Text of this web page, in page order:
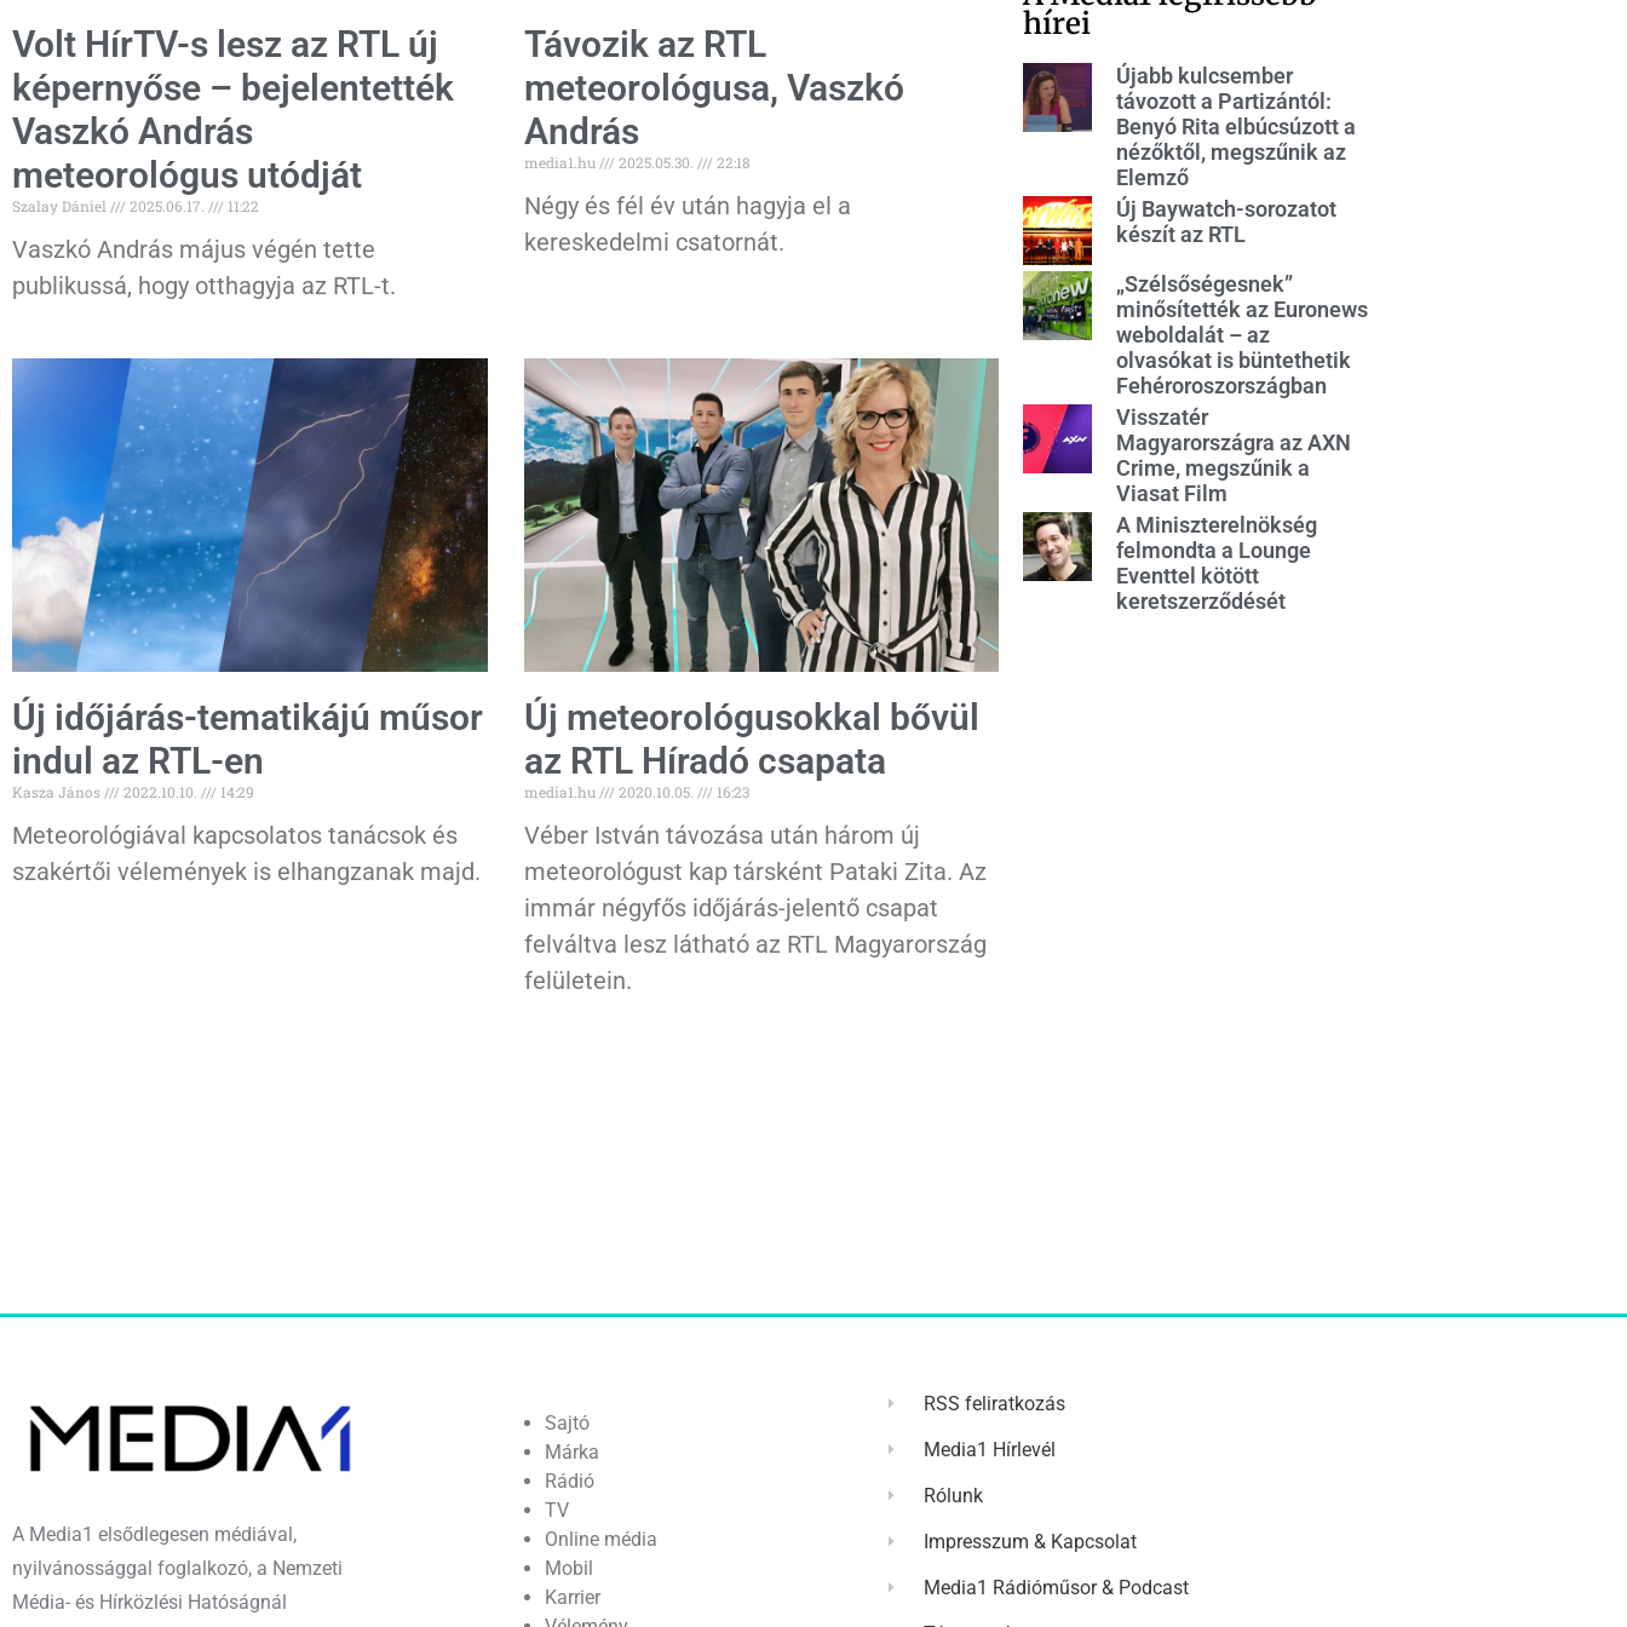
Volt HírTV-s lesz az RTL új
képernyőse – bejelentették
Vaszkó András
meteorológus utódját
Szalay Dániel 2025.06.17. 11:22
Vaszkó András május végén tette
publikussá, hogy otthagyja az RTL-t.
Távozik az RTL
meteorológusa, Vaszkó
András
media1.hu 2025.05.30. 22:18
Négy és fél év után hagyja el a
kereskedelmi csatornát.
Új időjárás-tematikájú műsor
indul az RTL-en
Kasza János 2022.10.10. 14:29
Meteorológiával kapcsolatos tanácsok és
szakértői vélemények is elhangzanak majd.
Új meteorológusokkal bővül
az RTL Híradó csapata
media1.hu 2020.10.05. 16:23
Véber István távozása után három új
meteorológust kap társként Pataki Zita. Az
immár négyfős időjárás-jelentő csapat
felváltva lesz látható az RTL Magyarország
felületein.
hírei
Újabb kulcsember
távozott a Partizántól:
Benyó Rita elbúcsúzott a
nézőktől, megszűnik az
Elemző
Új Baywatch-sorozatot
készít az RTL
„Szélsőségesnek”
minősítették az Euronews
weboldalát – az
olvasókat is büntethetik
Fehéroroszországban
Visszatér
Magyarországra az AXN
Crime, megszűnik a
Viasat Film
A Miniszterelnökség
felmondta a Lounge
Eventtel kötött
keretszerződését
A Media1 elsődlegesen médiával,
nyilvánossággal foglalkozó, a Nemzeti
Média- és Hírközlési Hatóságnál
Sajtó
Márka
Rádió
TV
Online média
Mobil
Karrier
RSS feliratkozás
Media1 Hírlevél
Rólunk
Impresszum & Kapcsolat
Media1 Rádióműsor & Podcast